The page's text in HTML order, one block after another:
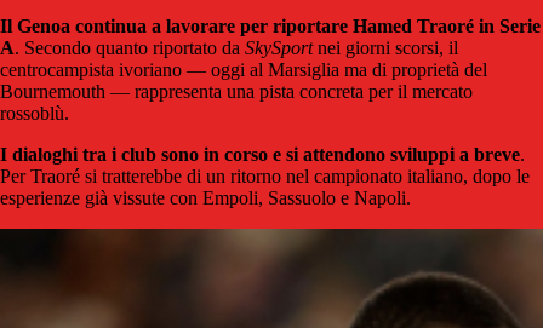
Il Genoa continua a lavorare per riportare Hamed Traoré in Serie
A. Secondo quanto riportato da SkySportnei giorni scorsi, il
centrocampista ivoriano — oggi al Marsiglia ma di proprietà del
Bournemouth — rappresenta una pista concreta per il mercato
rossoblù.
I dialoghi tra i club sono in corso e si attendono sviluppi a breve.
Per Traoré si tratterebbe di un ritorno nel campionato italiano, dopo le
esperienze già vissute con Empoli, Sassuolo e Napoli.